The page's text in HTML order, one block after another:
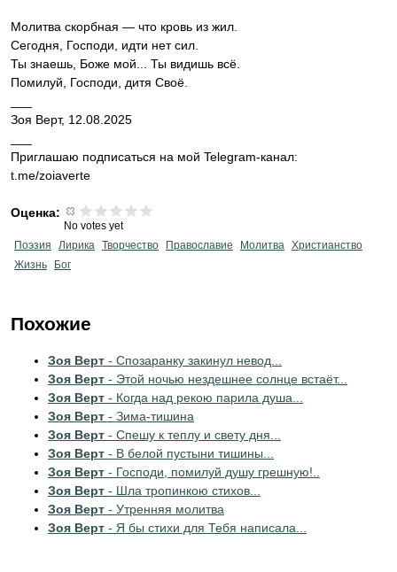
Молитва скорбная — что кровь из жил.
Сегодня, Господи, идти нет сил.
Ты знаешь, Боже мой... Ты видишь всё.
Помилуй, Господи, дитя Своё.
Зоя Верт, 12.08.2025
Приглашаю подписаться на мой Telegram-канал:
t.me/zoiaverte
Оценка:
No votes yet
Поэзия
Лирика Творчество Православие Молитва Христианство
Жизнь
Бог
Похожие
Зоя Верт - Спозаранку закинул невод...
Зоя Верт - Этой ночью нездешнее солнце встаёт...
Зоя Верт - Когда над рекою парила душа...
Зоя Верт - Зима-тишина
Зоя Верт - Спешу к теплу и свету дня...
Зоя Верт - В белой пустыни тишины...
Зоя Верт - Господи, помилуй душу грешную!..
Зоя Верт - Шла тропинкою стихов...
Зоя Верт - Утренняя молитва
Зоя Верт - Я бы стихи для Тебя написала...